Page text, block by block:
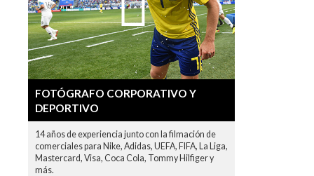
FOTÓGRAFO CORPORATIVO Y
DEPORTIVO
14 años de experiencia junto con la filmación de
comerciales para Nike, Adidas, UEFA, FIFA, La Liga,
Mastercard, Visa, Coca Cola, Tommy Hilfiger y
más.